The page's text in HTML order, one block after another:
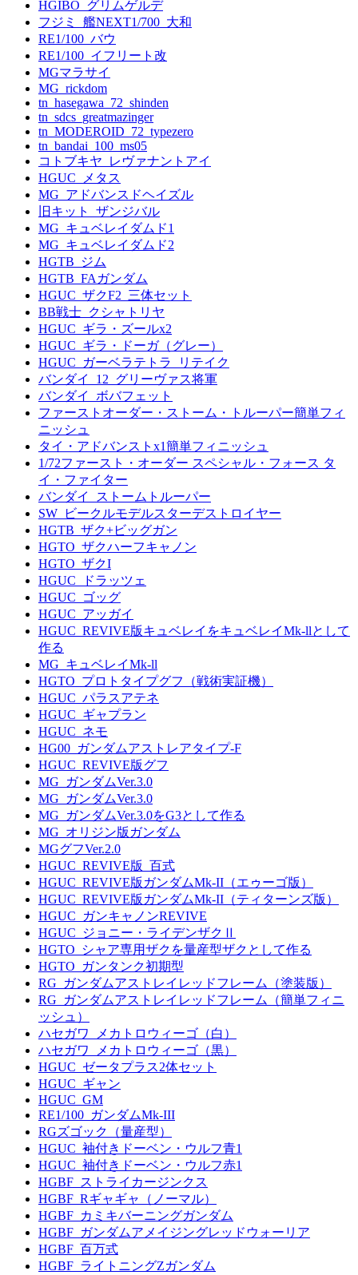
HGIBO_グリムゲルデ
フジミ_艦NEXT1/700_大和
RE1/100_バウ
RE1/100_イフリート改
MGマラサイ
MG_rickdom
tn_hasegawa_72_shinden
tn_sdcs_greatmazinger
tn_MODEROID_72_typezero
tn_bandai_100_ms05
コトブキヤ_レヴァナントアイ
HGUC_メタス
MG_アドバンスドヘイズル
旧キット_ザンジバル
MG_キュベレイダムド1
MG_キュベレイダムド2
HGTB_ジム
HGTB_FAガンダム
HGUC_ザクF2_三体セット
BB戦士_クシャトリヤ
HGUC_ギラ・ズールx2
HGUC_ギラ・ドーガ（グレー）
HGUC_ガーベラテトラ_リテイク
バンダイ_12_グリーヴァス将軍
バンダイ_ボバフェット
ファーストオーダー・ストーム・トルーパー簡単フィ
ニッシュ
タイ・アドバンストx1簡単フィニッシュ
1/72ファースト・オーダー スペシャル・フォース タ
イ・ファイター
バンダイ_ストームトルーパー
SW_ビークルモデルスターデストロイヤー
HGTB_ザク+ビッグガン
HGTO_ザクハーフキャノン
HGTO_ザクI
HGUC_ドラッツェ
HGUC_ゴッグ
HGUC_アッガイ
HGUC_REVIVE版キュベレイをキュベレイMk-llとして
作る
MG_キュベレイMk-ll
HGTO_プロトタイプグフ（戦術実証機）
HGUC_パラスアテネ
HGUC_ギャプラン
HGUC_ネモ
HG00_ガンダムアストレアタイプ-F
HGUC_REVIVE版グフ
MG_ガンダムVer.3.0
MG_ガンダムVer.3.0
MG_ガンダムVer.3.0をG3として作る
MG_オリジン版ガンダム
MGグフVer.2.0
HGUC_REVIVE版_百式
HGUC_REVIVE版ガンダムMk-II（エゥーゴ版）
HGUC_REVIVE版ガンダムMk-II（ティターンズ版）
HGUC_ガンキャノンREVIVE
HGUC_ジョニー・ライデンザクⅡ
HGTO_シャア専用ザクを量産型ザクとして作る
HGTO_ガンタンク初期型
RG_ガンダムアストレイレッドフレーム（塗装版）
RG_ガンダムアストレイレッドフレーム（簡単フィニ
ッシュ）
ハセガワ_メカトロウィーゴ（白）
ハセガワ_メカトロウィーゴ（黒）
HGUC_ゼータプラス2体セット
HGUC_ギャン
HGUC_GM
RE1/100_ガンダムMk-III
RGズゴック（量産型）
HGUC_袖付きドーベン・ウルフ青1
HGUC_袖付きドーベン・ウルフ赤1
HGBF_ストライカージンクス
HGBF_Rギャギャ（ノーマル）
HGBF_カミキバーニングガンダム
HGBF_ガンダムアメイジングレッドウォーリア
HGBF_百万式
HGBF_ライトニングZガンダム